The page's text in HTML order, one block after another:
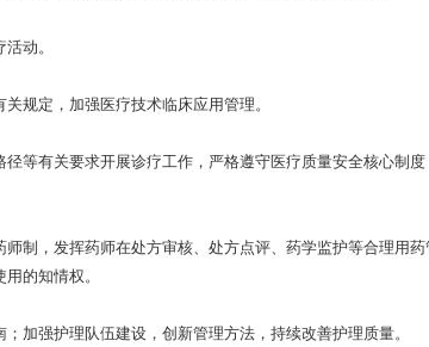
动。
规定，加强医疗技术临床应用管理。
有关要求开展诊疗工作，严格遵守医疗质量安全核心制度
，发挥药师在处方审核、处方点评、药学监护等合理用药
的知情权。
强护理队伍建设，创新管理方法，持续改善护理质量。